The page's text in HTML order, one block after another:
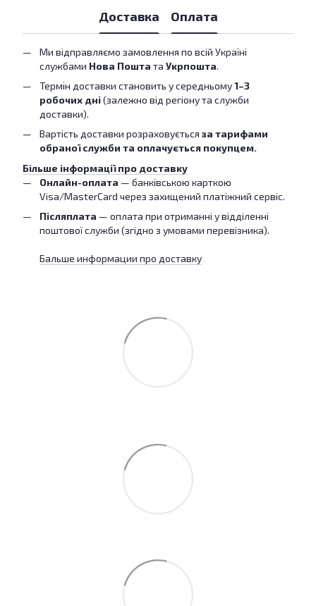
Доставка Оплата
Ми відправляємо замовлення по всій Україні
службами Нова Пошта та Укрпошта.
Термін доставки становить у середньому1–3
робочих дні(залежно від регіону та служби
доставки).
Вартість доставки розраховується за тарифами
обраної служби та оплачується покупцем.
Більше інформації про доставку
Онлайн-оплата — банківською карткою
Visa/MasterCard через захищений платіжний сервіс.
Післяплата — оплата при отриманні у відділенні
поштової служби (згідно з умовами перевізника).
Бальше информации про доставку